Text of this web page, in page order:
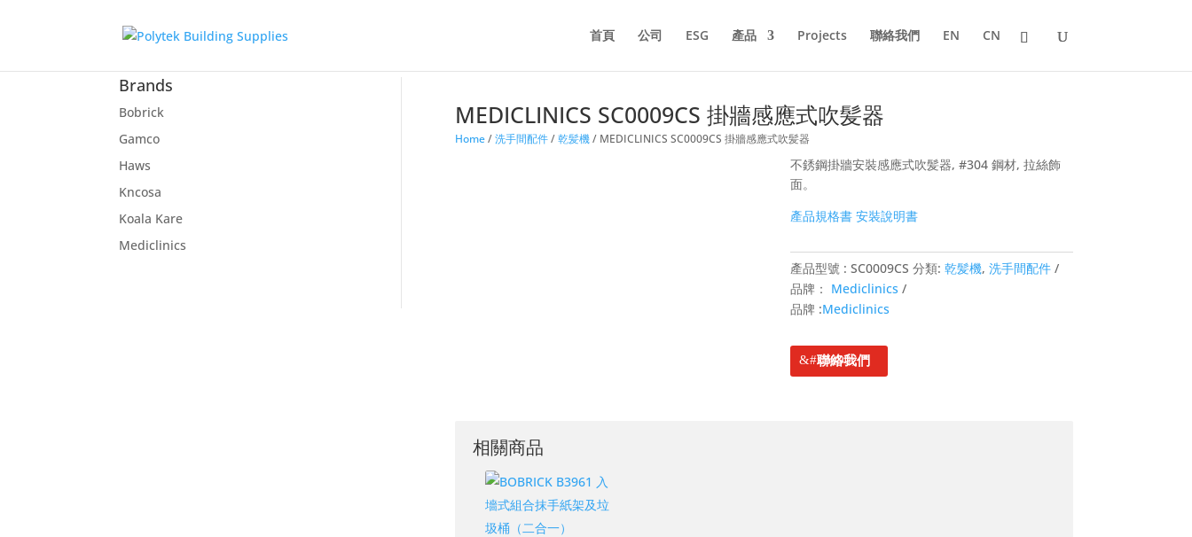
首頁 公司 ESG 產品 Projects 聯絡我們 EN CN
Brands
Bobrick
Gamco
Haws
Kncosa
Koala Kare
Mediclinics
MEDICLINICS SC0009CS 掛牆感應式吹髪器
Home/洗手間配件/乾髪機/ MEDICLINICS SC0009CS 掛牆感應式吹髪器
不銹鋼掛牆安裝感應式吹髪器, #304 鋼材, 拉絲飾
面。
產品規格書 安裝說明書
產品型號 : SC0009CS 分類: 乾髪機, 洗手間配件
品牌： Mediclinics
品牌 :Mediclinics
聯絡我們
相關商品